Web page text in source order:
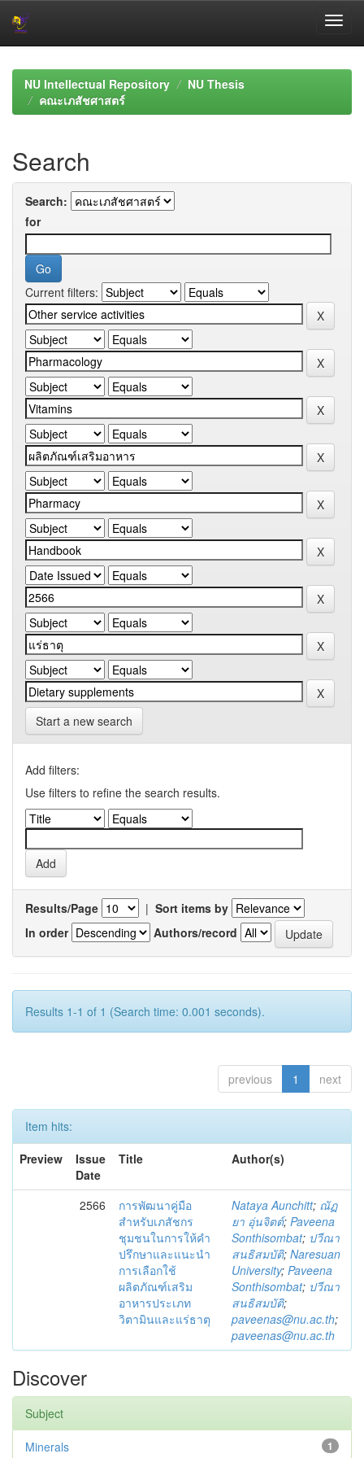
navigationNU Intellectual Repository
NU Thesis
คณะเภสัชศาสตร์
Search
Search:
for
Current filters:
Start a new search
Add filters:
Use filters to refine the search results.
Results/Page | Sort items by
In order
Authors/record
Results 1-1 of 1 (Search time: 0.001 seconds).
previous 1 next
Item hits:
Preview
Issue
Date
Title Author(s)
2566
การพัฒนาคู่มือ
สำหรับเภสัชกร
ชุมชนในการให้คำ
ปรึกษาและแนะนำ
การเลือกใช้
ผลิตภัณฑ์เสริม
อาหารประเภท
วิตามินและแร่ธาตุ
Nataya Aunchitt; ณัฏ
ยา อุ่นจิตต์; Paveena
Sonthisombat; ปวีณา
สนธิสมบัติ; Naresuan
University; Paveena
Sonthisombat; ปวีณา
สนธิสมบัติ;
paveenas@nu.ac.th;
paveenas@nu.ac.th
Discover
Subject
1
Minerals